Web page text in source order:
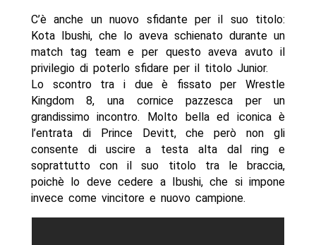
C’è anche un nuovo sfidante per il suo titolo:
Kota Ibushi, che lo aveva schienato durante un
match tag team e per questo aveva avuto il
privilegio di poterlo sfidare per il titolo Junior.
Lo scontro tra i due è fissato per Wrestle
Kingdom 8, una cornice pazzesca per un
grandissimo incontro. Molto bella ed iconica è
l’entrata di Prince Devitt, che però non gli
consente di uscire a testa alta dal ring e
soprattutto con il suo titolo tra le braccia,
poichè lo deve cedere a Ibushi, che si impone
invece come vincitore e nuovo campione.